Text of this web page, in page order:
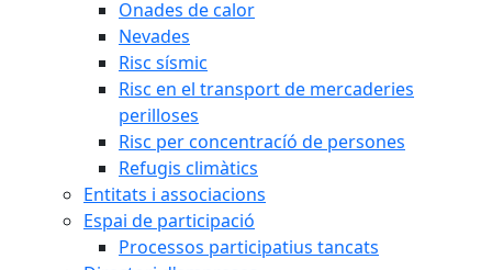
Onades de calor
Nevades
Risc sísmic
Risc en el transport de mercaderies
perilloses
Risc per concentracíó de persones
Refugis climàtics
Entitats i associacions
Espai de participació
Processos participatius tancats